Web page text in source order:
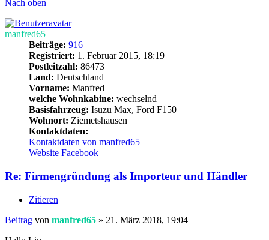
Nach oben
manfred65
Beiträge: 916
Registriert: 1. Februar 2015, 18:19
Postleitzahl: 86473
Land: Deutschland
Vorname: Manfred
welche Wohnkabine: wechselnd
Basisfahrzeug: Isuzu Max, Ford F150
Wohnort: Ziemetshausen
Kontaktdaten:
Kontaktdaten von manfred65
Website Facebook
Re: Firmengründung als Importeur und Händler
Zitieren
Beitrag von manfred65 » 21. März 2018, 19:04